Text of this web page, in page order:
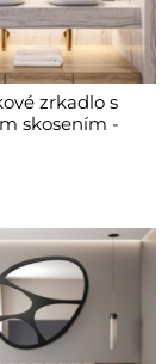
zrkadlo s
skosením -